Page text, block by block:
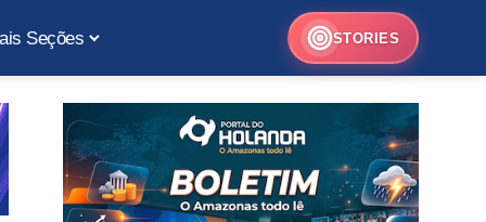
Seções STORIES